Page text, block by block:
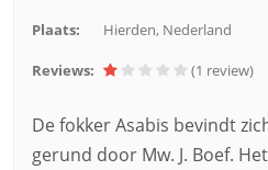
Plaats: Hierden, Nederland
Reviews: (1 review)
De fokker Asabis bevindt
gerund door Mw. J. Boef.